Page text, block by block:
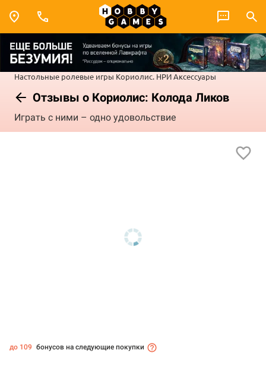
Настольные ролевые игры Кориолис. НРИАксессуары
Отзывы о Кориолис: Колода Ликов
Играть с ними – одно удовольствие
до 109 бонусов на следующие покупки